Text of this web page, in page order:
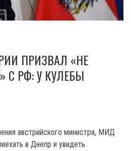
ПРИЗВАЛ «НЕ
С РФ: У КУЛЕБЫ
австрийского министра, МИД
в Днепр и увидеть